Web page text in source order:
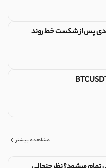
مشاهده بیشتر